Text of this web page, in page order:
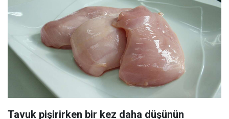
Tavuk pişirirken bir kez daha düşünün